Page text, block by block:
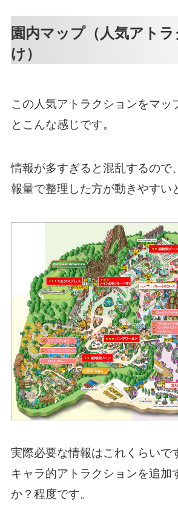
園内マップ（人気アト
け）
この人気アトラクションをマッ
とこんな感じです。
情報が多すぎると混乱するので
報量で整理した方が動きやすい
実際必要な情報はこれくらいで
キャラ的アトラクションを追加
か？程度です。